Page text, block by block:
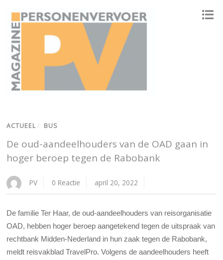
ACTUEEL / BUS
De oud-aandeelhouders van de OAD gaan in
hoger beroep tegen de Rabobank
PV 0 Reactie april 20, 2022
De familie Ter Haar, de oud-aandeelhouders van reisorganisatie
OAD, hebben hoger beroep aangetekend tegen de uitspraak van
rechtbank Midden-Nederland in hun zaak tegen de Rabobank,
meldt reisvakblad TravelPro. Volgens de aandeelhouders heeft